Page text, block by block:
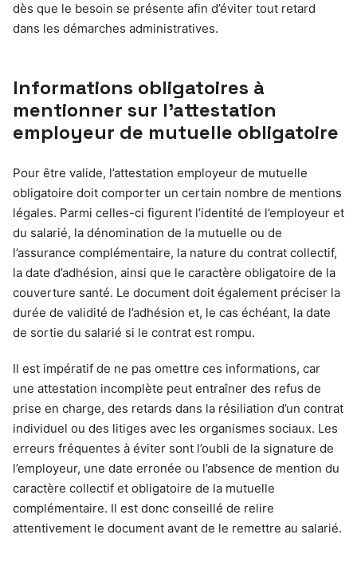
dès que le besoin se présente afin d’éviter tout retard
dans les démarches administratives.
Informations obligatoires à
mentionner sur l’attestation
employeur de mutuelle obligatoire
Pour être valide, l’attestation employeur de mutuelle
obligatoire doit comporter un certain nombre de mentions
légales. Parmi celles-ci figurent l’identité de l’employeur et
du salarié, la dénomination de la mutuelle ou de
l’assurance complémentaire, la nature du contrat collectif,
la date d’adhésion, ainsi que le caractère obligatoire de la
couverture santé. Le document doit également préciser la
durée de validité de l’adhésion et, le cas échéant, la date
de sortie du salarié si le contrat est rompu.
Il est impératif de ne pas omettre ces informations, car
une attestation incomplète peut entraîner des refus de
prise en charge, des retards dans la résiliation d’un contrat
individuel ou des litiges avec les organismes sociaux. Les
erreurs fréquentes à éviter sont l’oubli de la signature de
l’employeur, une date erronée ou l’absence de mention du
caractère collectif et obligatoire de la mutuelle
complémentaire. Il est donc conseillé de relire
attentivement le document avant de le remettre au salarié.